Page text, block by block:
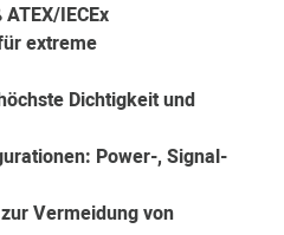
IECEx
extreme
Dichtigkeit und
Power-, Signal-
Vermeidung von